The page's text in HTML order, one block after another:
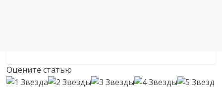
Оцените статью